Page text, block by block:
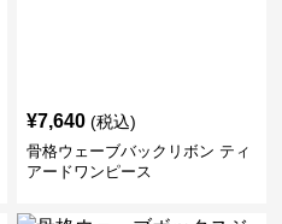
¥7,640 (税込)
骨格ウェーブバックリボン ティ
アードワンピース